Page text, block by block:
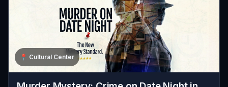
📍 Cultural Center